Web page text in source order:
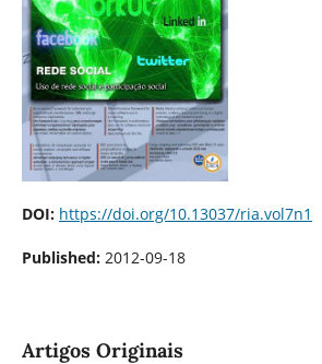
DOI: https://doi.org/10.13037/ria.vol7n1
Published: 2012-09-18
Artigos Originais